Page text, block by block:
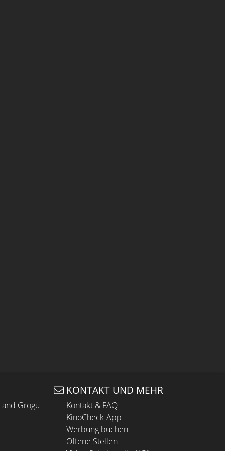
Grogu
KONTAKT UND MEHR
Kontakt & FAQ
KinoCheck-App
Werbung buchen
Offene Stellen